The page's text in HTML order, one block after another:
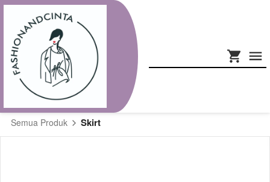
Semua Produk Skirt